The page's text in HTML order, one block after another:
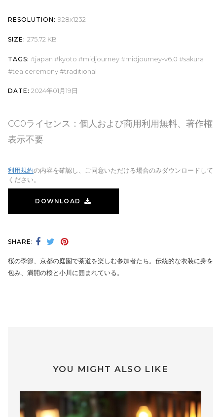
RESOLUTION: 928x1232
SIZE: 275.72 KB
TAGS: japan kyoto midjourney midjourney-v6.0
sakura
tea ceremony
traditional
DATE: 2024年01月19日
CC0ライセンス：個人および商用利用無料、著作権
表示不要
利用規約の内容を確認し、ご同意いただける場合のみダウンロードして
ください。
DOWNLOAD
SHARE:
桜の季節、京都の庭園で茶道を楽しむ参加者たち。伝統的な衣装に身を
包み、満開の桜と小川に囲まれている。
YOU MIGHT ALSO LIKE